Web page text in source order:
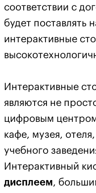
соответствии с
будет поставлять
интерактивные
Интерактивные
являются не
цифровым
кафе, музея,
учебного
Интерактивный
дисплеем,